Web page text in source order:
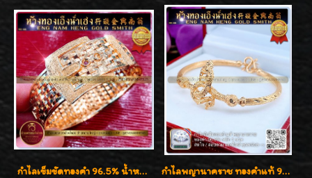
กำไลเข็มขัดทองคำ 96.5% น้ำหนัก 3 บาท หรูหรา สวยมากๆค่ะ กำไลพญานาคราช ทองคำแท้ 96.5% น้ำหนัก 1 บาท เสริมสิริมงคล